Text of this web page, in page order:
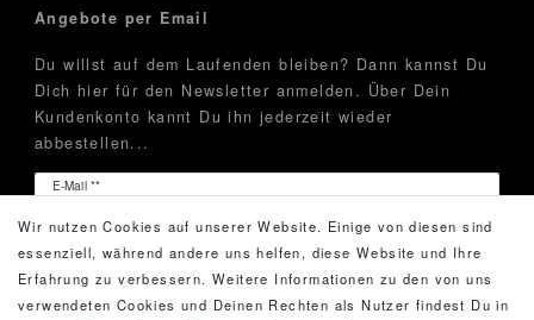
Angebote per Email
Du willst auf dem Laufenden bleiben? Dann kannst Du
Dich hier für den Newsletter anmelden. Über Dein
Kundenkonto kannt Du ihn jederzeit wieder
abbestellen...
E-Mail **
Newsletter
Hiermit bestätige ich, dass ich die
Daten­schutz­erklärung
gelesen habe. Meine Einwilligung kann ich jederzeit
widerrufen.**
Wir nutzen Cookies auf unserer Website. Einige von diesen sind
essenziell, während andere uns helfen, diese Website und Ihre
Erfahrung zu verbessern. Weitere Informationen zu den von uns
verwendeten Cookies und Deinen Rechten als Nutzer findest Du in